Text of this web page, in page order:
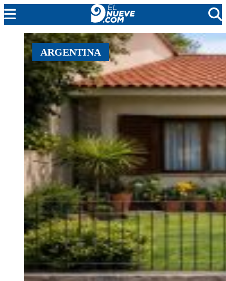
MENDOZA
CADA DÍA
ARGENTINA
NOTICIERO 9
PROTAGONISTAS
EL NUEVE STREAMS
PROGRAMACIÓN
EN VIVO
ARGENTINA